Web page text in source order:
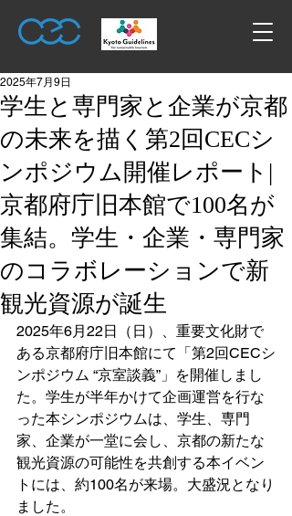
学生と専門家と企業が京都
の未来を描く第2回CECシ
ンポジウム開催レポート|
京都府庁旧本館で100名が
集結。学生・企業・専門家
のコラボレーションで新
観光資源が誕生
2025年7月9日
2025年6月22日（日）、重要文化財で
ある京都府庁旧本館にて「第2回CECシ
ンポジウム “京室談義”」を開催しまし
た。学生が半年かけて企画運営を行な
った本シンポジウムは、学生、専門
家、企業が一堂に会し、京都の新たな
観光資源の可能性を共創する本イベン
トには、約100名が来場。大盛況となり
ました。